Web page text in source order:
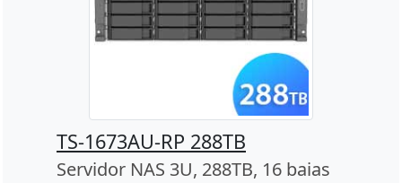
TS-1673AU-RP 288TB
Servidor NAS 3U, 288TB, 16 baias